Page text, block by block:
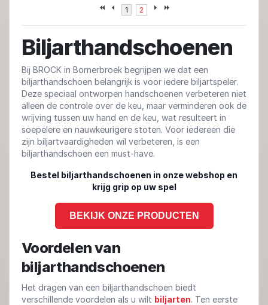
1 2
Biljarthandschoenen
Bij BROCK in Bornerbroek begrijpen we dat een
biljarthandschoen belangrijk is voor iedere biljartspeler.
Deze speciaal ontworpen handschoenen verbeteren niet
alleen de controle over de keu, maar verminderen ook de
wrijving tussen uw hand en de keu, wat resulteert in
soepelere en nauwkeurigere stoten. Voor iedereen die
zijn biljartvaardigheden wil verbeteren, is een
biljarthandschoen een must-have.
Bestel biljarthandschoenen in onze webshop en
krijg grip op uw spel
BEKIJK ONZE PRODUCTEN
Voordelen van
biljarthandschoenen
Het dragen van een biljarthandschoen biedt
verschillende voordelen als u wilt biljarten. Ten eerste